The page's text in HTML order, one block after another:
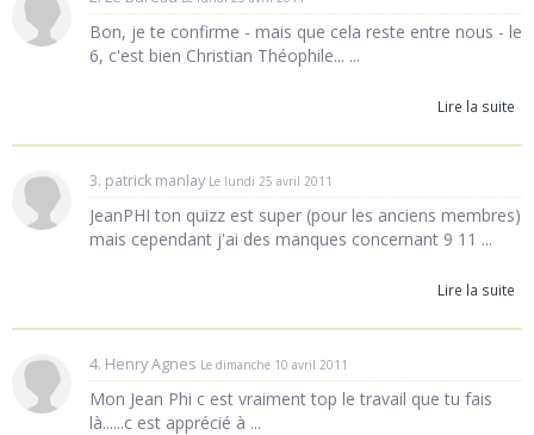
Bon, je te confirme - mais que cela reste entre nous - le
6, c'est bien Christian Théophile... ...
Lire la suite
3. patrick manlay Le lundi 25 avril 2011
JeanPHI ton quizz est super (pour les anciens membres)
mais cependant j'ai des manques concernant 9 11 ...
Lire la suite
4. Henry Agnes Le dimanche 10 avril 2011
Mon Jean Phi c est vraiment top le travail que tu fais
là......c est apprécié à ...